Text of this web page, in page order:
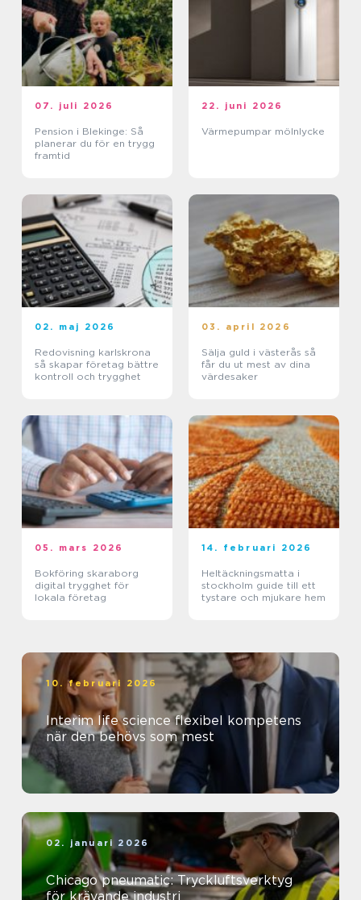
07. juli 2026
Pension i Blekinge: Så
planerar du för en trygg
framtid
22. juni 2026
Värmepumpar mölnlycke
02. maj 2026
Redovisning karlskrona
så skapar företag bättre
kontroll och trygghet
03. april 2026
Sälja guld i västerås så
får du ut mest av dina
värdesaker
05. mars 2026
Bokföring skaraborg
digital trygghet för
lokala företag
14. februari 2026
Heltäckningsmatta i
stockholm guide till ett
tystare och mjukare hem
10. februari 2026
Interim life science flexibel kompetens
när den behövs som mest
02. januari 2026
Chicago pneumatic: Tryckluftsverktyg
för krävande industri